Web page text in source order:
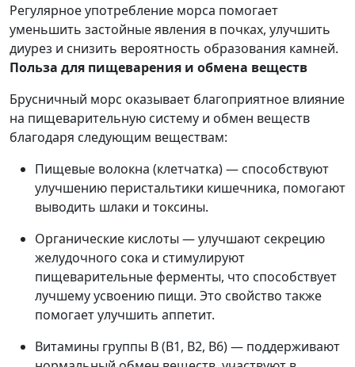
Регулярное употребление морса помогает
уменьшить застойные явления в почках, улучшить
диурез и снизить вероятность образования камней.
Польза для пищеварения и обмена веществ
Брусничный морс оказывает благоприятное влияние
на пищеварительную систему и обмен веществ
благодаря следующим веществам:
Пищевые волокна (клетчатка) — способствуют
улучшению перистальтики кишечника, помогают
выводить шлаки и токсины.
Органические кислоты — улучшают секрецию
желудочного сока и стимулируют
пищеварительные ферменты, что способствует
лучшему усвоению пищи. Это свойство также
помогает улучшить аппетит.
Витамины группы В (В1, В2, В6) — поддерживают